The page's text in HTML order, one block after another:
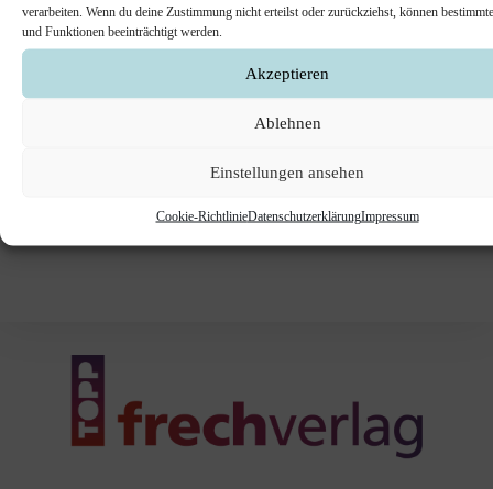
verarbeiten. Wenn du deine Zustimmung nicht erteilst oder zurückziehst, können
und Funktionen beeinträchtigt werden.
Akzeptieren
Ablehnen
Einstellungen ansehen
Cookie-RichtlinieDatenschutzerklärungImpressum
PFERD UND DER BÖSEN HEXE
DIY-MÄRCHENWALD
Heute geht es märchenhaft zu, denn wir häkeln
Rapunzel, ihren Prinzen auf dem Pferd und die…
Prinzen
Der
Bösen
Hexe
DIY-
Märchenwald